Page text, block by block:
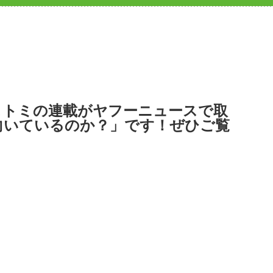
ミの連載がヤフーニュースで取
ているのか？」です！ぜひご覧